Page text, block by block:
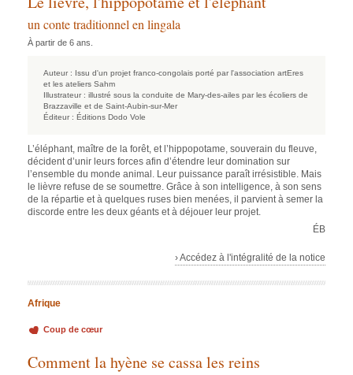
un conte traditionnel en lingala
À partir de 6 ans.
Auteur : Issu d'un projet franco-congolais porté par l'association artEres
et les ateliers Sahm
Illustrateur : illustré sous la conduite de Mary-des-ailes par les écoliers de
Brazzaville et de Saint-Aubin-sur-Mer
Éditeur : Éditions Dodo Vole
L’éléphant, maître de la forêt, et l’hippopotame, souverain du fleuve,
décident d’unir leurs forces afin d’étendre leur domination sur
l’ensemble du monde animal. Leur puissance paraît irrésistible. Mais
le lièvre refuse de se soumettre. Grâce à son intelligence, à son sens
de la répartie et à quelques ruses bien menées, il parvient à semer la
discorde entre les deux géants et à déjouer leur projet.
ÉB
› Accédez à l'intégralité de la notice
Afrique
Coup de cœur
Comment la hyène se cassa les reins